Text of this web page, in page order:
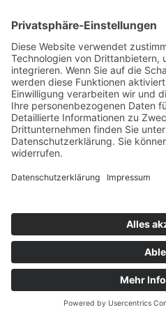
können
auf
der
Produktseite
gewählt
werden